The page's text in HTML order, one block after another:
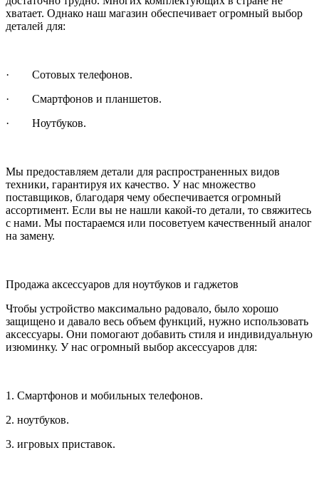
хватает. Однако наш магазин обеспечивает огромный выбор
деталей для:
· Сотовых телефонов.
· Смартфонов и планшетов.
· Ноутбуков.
Мы предоставляем детали для распространенных видов
техники, гарантируя их качество. У нас множество
поставщиков, благодаря чему обеспечивается огромный
ассортимент. Если вы не нашли какой-то детали, то свяжитесь
с нами. Мы постараемся или посоветуем качественный аналог
на замену.
Продажа аксессуаров для ноутбуков и гаджетов
Чтобы устройство максимально радовало, было хорошо
защищено и давало весь объем функций, нужно использовать
аксессуары. Они помогают добавить стиля и индивидуальную
изюминку. У нас огромный выбор аксессуаров для:
1. Смартфонов и мобильных телефонов.
2. ноутбуков.
3. игровых приставок.